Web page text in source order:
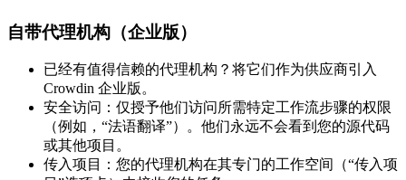
自带代理机构（企业版）
已经有值得信赖的代理机构？将它们作为供应商引入
Crowdin 企业版。
安全访问：仅授予他们访问所需特定工作流步骤的权限
（例如，“法语翻译”）。他们永远不会看到您的源代码
或其他项目。
传入项目：您的代理机构在其专门的工作空间（“传入项